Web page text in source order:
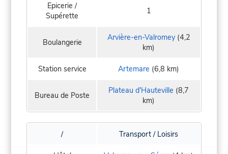
Epicerie /
Supérette
1
Boulangerie Arvière-en-Valromey(4,2
km)
Station service Artemare (6,8 km)
Bureau de Poste Plateau d'Hauteville (8,7
km)
/ Transport / Loisirs